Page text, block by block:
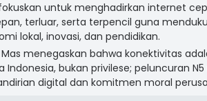
untuk menghadirkan internet
terluar, serta terpencil guna
lokal, inovasi, dan pendidikan.
Mas menegaskan bahwa konektivitas
Indonesia, bukan privilese; peluncuran
digital dan komitmen moral